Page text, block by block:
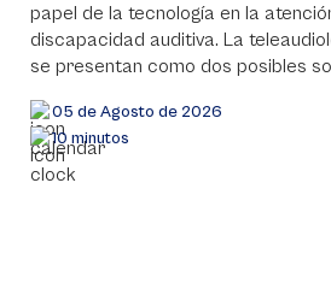
papel de la tecnología en la
discapacidad auditiva. La
se presentan como dos posibles
05 de Agosto de 2026
10 minutos